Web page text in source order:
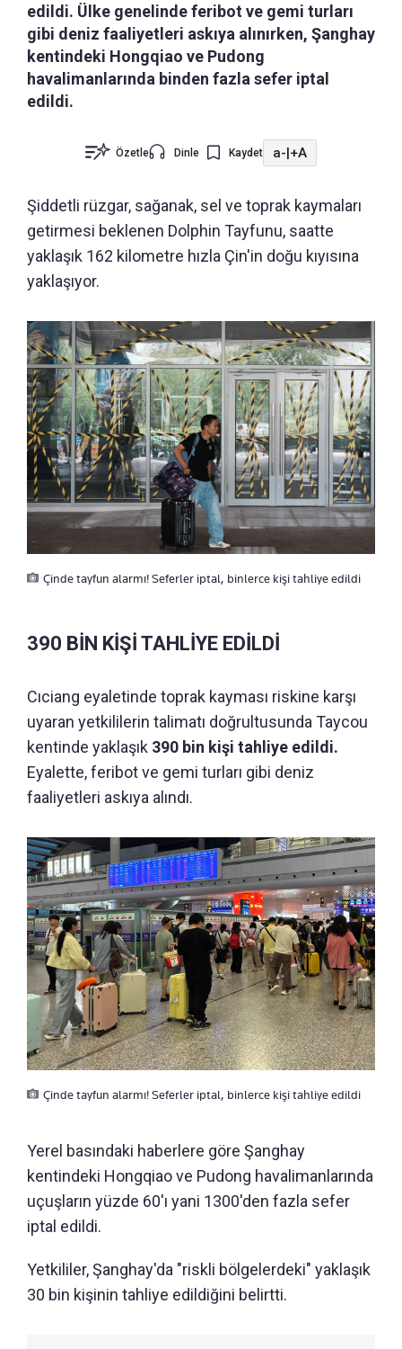
edildi. Ülke genelinde feribot ve gemi turları
gibi deniz faaliyetleri askıya alınırken, Şanghay
kentindeki Hongqiao ve Pudong
havalimanlarında binden fazla sefer iptal
edildi.
Özetle Dinle Kaydet a-|+A
Şiddetli rüzgar, sağanak, sel ve toprak kaymaları
getirmesi beklenen Dolphin Tayfunu, saatte
yaklaşık 162 kilometre hızla Çin'in doğu kıyısına
yaklaşıyor.
Çinde tayfun alarmı! Seferler iptal, binlerce kişi tahliye edildi
390 BİN KİŞİ TAHLİYE EDİLDİ
Cıciang eyaletinde toprak kayması riskine karşı
uyaran yetkililerin talimatı doğrultusunda Taycou
kentinde yaklaşık 390 bin kişi tahliye edildi.
Eyalette, feribot ve gemi turları gibi deniz
faaliyetleri askıya alındı.
Çinde tayfun alarmı! Seferler iptal, binlerce kişi tahliye edildi
Yerel basındaki haberlere göre Şanghay
kentindeki Hongqiao ve Pudong havalimanlarında
uçuşların yüzde 60'ı yani 1300'den fazla sefer
iptal edildi.
Yetkililer, Şanghay'da "riskli bölgelerdeki" yaklaşık
30 bin kişinin tahliye edildiğini belirtti.